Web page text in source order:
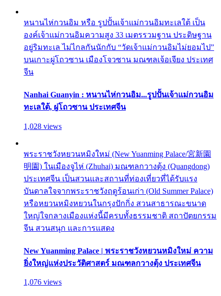
หนานไห่กวนอิม หรือ รูปปั้นเจ้าแม่กวนอิมทะเลใต้ เป็น
องค์เจ้าแม่กวนอิมความสูง 33 เมตรรวมฐาน ประดิษฐาน
อยู่ริมทะเล ไม่ไกลกันนักกับ “วัดเจ้าแม่กวนอิมไม่ยอมไป”
บนเกาะผู่โถวซาน เมืองโจวซาน มณฑลเจ้อเจียง ประเทศ
จีน
Nanhai Guanyin : หนานไห่กวนอิม...รูปปั้นเจ้าแม่กวนอิม
ทะเลใต้, ผู่โถวซาน ประเทศจีน
1,028 views
พระราชวังหยวนหมิงใหม่ (New Yuanming Palace/宮新園
明園) ในเมืองจูไห่ (Zhuhai) มณฑลกวางตุ้ง (Quangdong)
ประเทศจีน เป็นสวนและสถานที่ท่องเที่ยวที่ได้รับแรง
บันดาลใจจากพระราชวังฤดูร้อนเก่า (Old Summer Palace)
หรือหยวนหมิงหยวนในกรุงปักกิ่ง สวนสาธารณะขนาด
ใหญ่ใจกลางเมืองแห่งนี้มีครบทั้งธรรมชาติ สถาปัตยกรรม
จีน สวนสนุก และการแสดง
New Yuanming Palace | พระราชวังหยวนหมิงใหม่ ความ
ยิ่งใหญ่แห่งประวัติศาสตร์ มณฑลกวางตุ้ง ประเทศจีน
1,076 views